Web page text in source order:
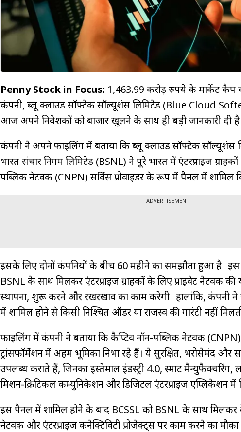
Penny Stock in Focus: 1,463.99 करोड़ रुपये के मार्केट कैप
कंपनी, ब्लू क्लाउड सॉफ्टेक सॉल्यूशंस लिमिटेड (Blue Cloud
आज अपने निवेशकों को बाजार खुलने के साथ ही बड़ी जानकारी दी
कंपनी ने अपने फाइलिंग में बताया कि ब्लू क्लाउड सॉफ्टेक सॉल्यूशंस
भारत संचार निगम लिमिटेड (BSNL) ने पूरे भारत में एंटरप्राइज
पब्लिक नेटवर्क (CNPN) सर्विस प्रोवाइडर के रूप में पैनल में शामिल
ADVERTISEMENT
इसके लिए दोनों कंपनियों के बीच 60 महीने का समझौता हुआ है।
BSNL के साथ मिलकर एंटरप्राइज ग्राहकों के लिए प्राइवेट नेटवर्क की
स्थापना, शुरू करने और रखरखाव का काम करेगी। हालांकि, कंपनी ने
में शामिल होने से किसी निश्चित ऑर्डर या राजस्व की गारंटी नहीं
फाइलिंग में कंपनी ने बताया कि कैप्टिव नॉन-पब्लिक नेटवर्क
ट्रांसफॉर्मेशन में अहम भूमिका निभा रहे हैं। ये सुरक्षित, भरोसेमंद और
उपलब्ध कराते हैं, जिनका इस्तेमाल इंडस्ट्री 4.0, स्मार्ट
मिशन-क्रिटिकल कम्युनिकेशन और डिजिटल एंटरप्राइज एप्लिकेशन में
इस पैनल में शामिल होने के बाद BCSSL को BSNL के साथ मिलकर
नेटवर्क और एंटरप्राइज कनेक्टिविटी प्रोजेक्ट्स पर काम करने का